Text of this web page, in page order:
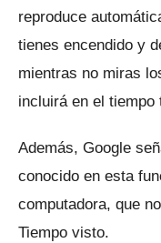
reproduce
tienes encendido y
mientras no miras
incluirá en el tiempo
Además, Google
conocido en esta
computadora, que
Tiempo visto.